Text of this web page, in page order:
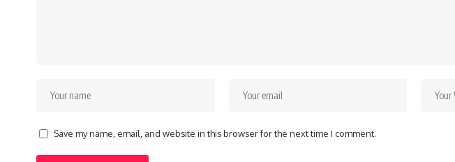
Save my name, email, and website in this browser for the next time I comment.